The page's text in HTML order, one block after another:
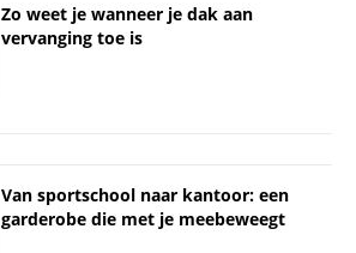
Zo weet je wanneer je dak aan
vervanging toe is
Van sportschool naar kantoor: een
garderobe die met je meebeweegt